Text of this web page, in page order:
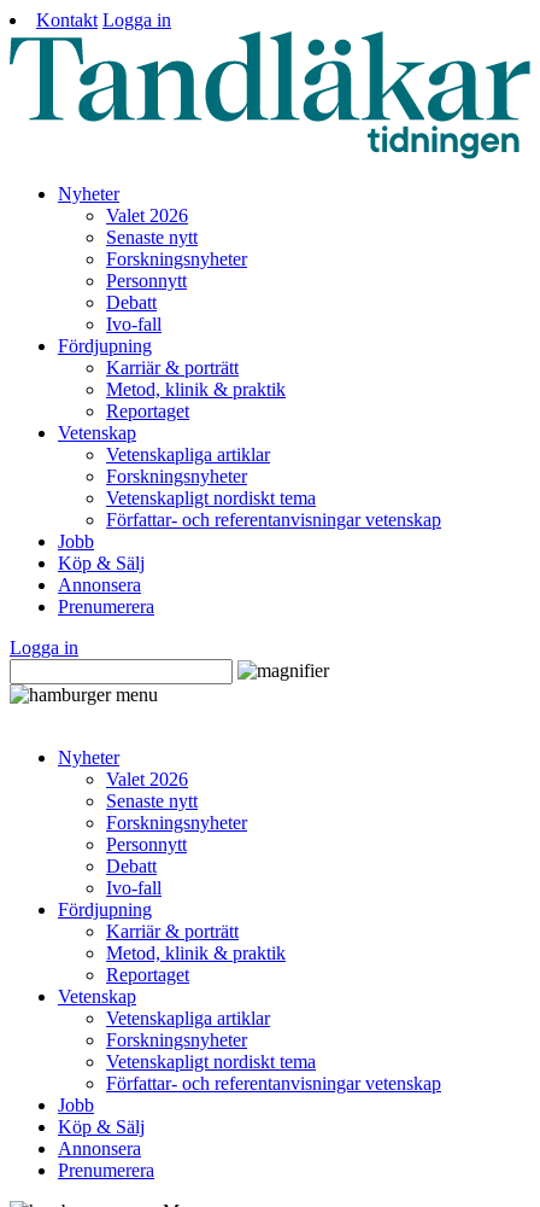
Kontakt Logga in
Nyheter
Valet 2026
Senaste nytt
Forskningsnyheter
Personnytt
Debatt
Ivo-fall
Fördjupning
Karriär & porträtt
Metod, klinik & praktik
Reportaget
Vetenskap
Vetenskapliga artiklar
Forskningsnyheter
Vetenskapligt nordiskt tema
Författar- och referentanvisningar vetenskap
Jobb
Köp & Sälj
Annonsera
Prenumerera
Logga in
Nyheter
Valet 2026
Senaste nytt
Forskningsnyheter
Personnytt
Debatt
Ivo-fall
Fördjupning
Karriär & porträtt
Metod, klinik & praktik
Reportaget
Vetenskap
Vetenskapliga artiklar
Forskningsnyheter
Vetenskapligt nordiskt tema
Författar- och referentanvisningar vetenskap
Jobb
Köp & Sälj
Annonsera
Prenumerera